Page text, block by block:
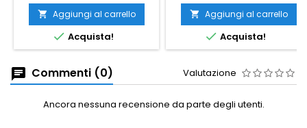
 Aggiungi al carrello
 Acquista!
 Aggiungi al carrello
 Acquista!
Commenti (0) Valutazione
Ancora nessuna recensione da parte degli utenti.